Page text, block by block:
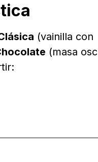
(vainilla con
(masa